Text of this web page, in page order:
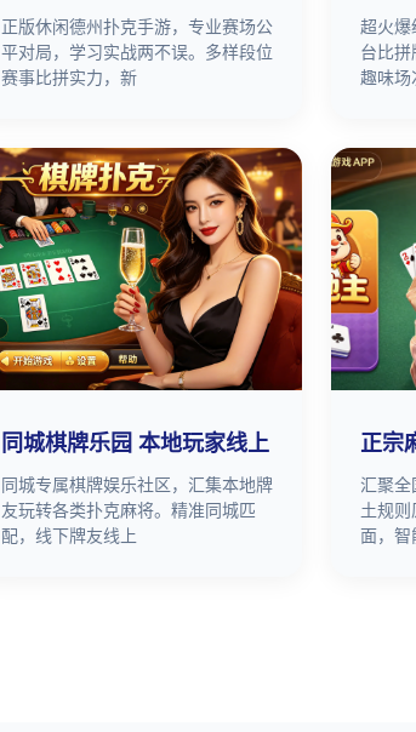
正版休闲德州扑克手游，专业赛场公
平对局，学习实战两不误。多样段位
赛事比拼实力，新
超火爆
台比
趣味场
同城棋牌乐园 本地玩家线上
同城专属棋牌娱乐社区，汇集本地牌
友玩转各类扑克麻将。精准同城匹
配，线下牌友线上
正宗
汇聚
土规
面，智